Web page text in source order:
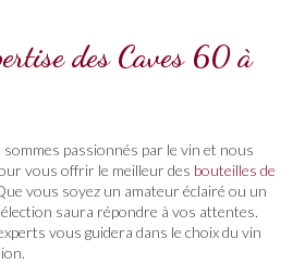
des Caves 60 à
sommes passionnés par le vin et nous
vous offrir le meilleur des bouteilles de
vous soyez un amateur éclairé ou un
saura répondre à vos attentes.
vous guidera dans le choix du vin